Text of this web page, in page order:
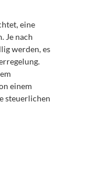
Je nach
werden, es
einem
steuerlichen